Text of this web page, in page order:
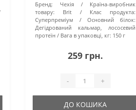
Бренд: Чехія
Країна-виробник
товару:
Brit
Клас продукта:
Суперпреміум
Основний білок:
Дегідрований кальмар, лососевий
протеїн
Вага в упаковці, кг: 150 г
259 грн.
- +
ДО КОШИКА